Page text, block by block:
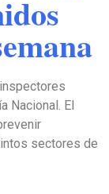
Nacional. El
sectores de